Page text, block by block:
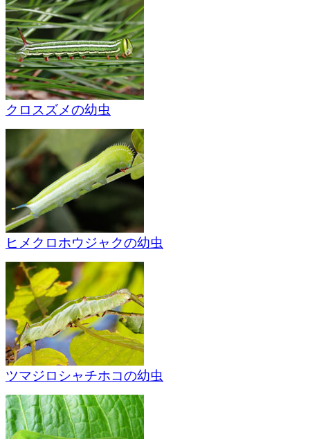
クロスズメの幼虫
ヒメクロホウジャクの幼虫
ツマジロシャチホコの幼虫